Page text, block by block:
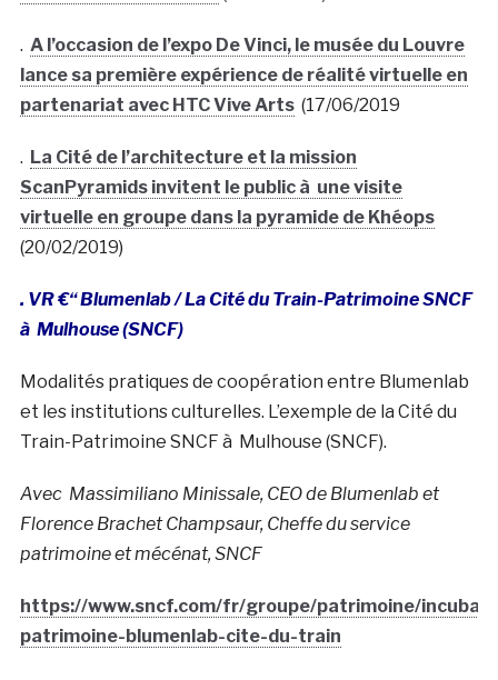
. A l’occasion de l’expo De Vinci, le musée du Louvre
lance sa première expérience de réalité virtuelle en
partenariat avec HTC Vive Arts(17/06/2019
. La Cité de l’architecture et la mission
ScanPyramids invitent le public à une visite
virtuelle en groupe dans la pyramide de Khéops
(20/02/2019)
. VR €“ Blumenlab / La Cité du Train-Patrimoine SNCF
à Mulhouse (SNCF)
Modalités pratiques de coopération entre Blumenlab
et les institutions culturelles. L’exemple de la Cité du
Train-Patrimoine SNCF à Mulhouse (SNCF).
Avec Massimiliano Minissale, CEO de Blumenlab et
Florence Brachet Champsaur, Cheffe du service
patrimoine et mécénat, SNCF
https://www.sncf.com/fr/groupe/patrimoine/
patrimoine-blumenlab-cite-du-train